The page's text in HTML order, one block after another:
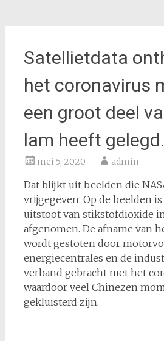
Satellietdata
het coronavirus
een groot deel
lam heeft gelegd.
mei 5, 2020 admin
Dat blijkt uit beelden die
vrijgegeven. Op de beelden
uitstoot van stikstofdioxide
afgenomen. De afname van
wordt gestoten door
energiecentrales en de
verband gebracht met het
waardoor veel Chinezen
gekluisterd zijn.